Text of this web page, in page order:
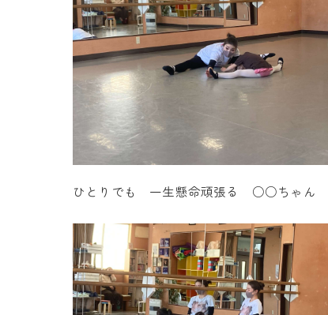
ひとりでも 一生懸命頑張る ○○ちゃん